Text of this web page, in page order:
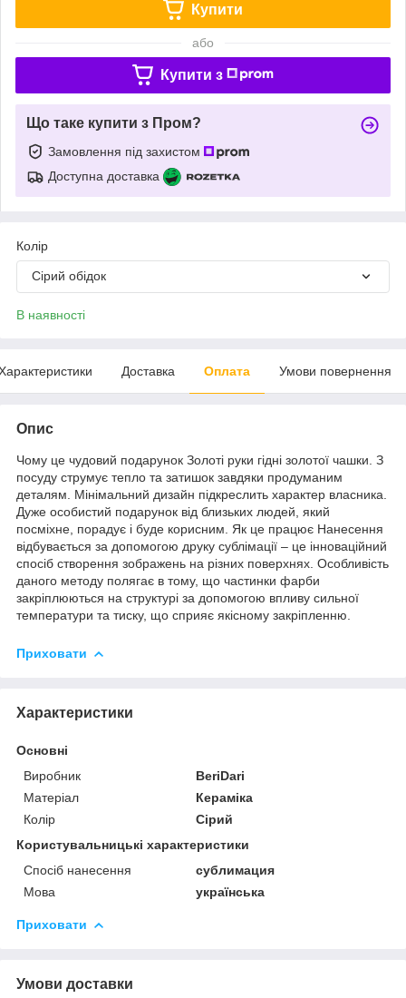
Купити
або
Купити з
Що таке купити з Пром?
Замовлення під захистом
Доступна доставка
Колір
Сірий обідок
В наявності
Доставка Оплата Умови повернення
Опис
Чому це чудовий подарунок Золоті руки гідні золотої чашки. З
посуду струмує тепло та затишок завдяки продуманим
деталям. Мінімальний дизайн підкреслить характер власника.
Дуже особистий подарунок від близьких людей, який
посміхне, порадує і буде корисним. Як це працює Нанесення
відбувається за допомогою друку сублімації – це інноваційний
спосіб створення зображень на різних поверхнях. Особливість
даного методу полягає в тому, що частинки фарби
закріплюються на структурі за допомогою впливу сильної
температури та тиску, що сприяє якісному закріпленню.
Приховати
Характеристики
Основні
Виробник
BeriDari
Матеріал
Кераміка
Колір
Сірий
Користувальницькі характеристики
Спосіб нанесення
сублимация
Мова
українська
Приховати
Умови доставки